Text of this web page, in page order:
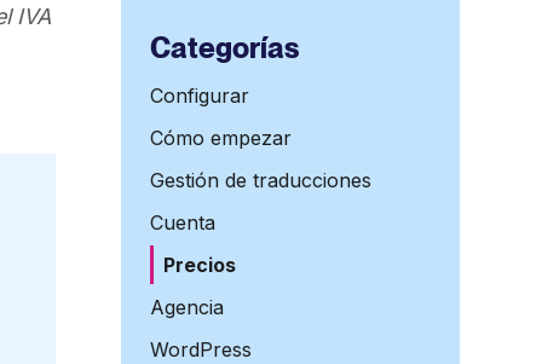
IVA
Categorías
Configurar
Cómo empezar
Gestión de traducciones
Cuenta
Precios
Agencia
WordPress